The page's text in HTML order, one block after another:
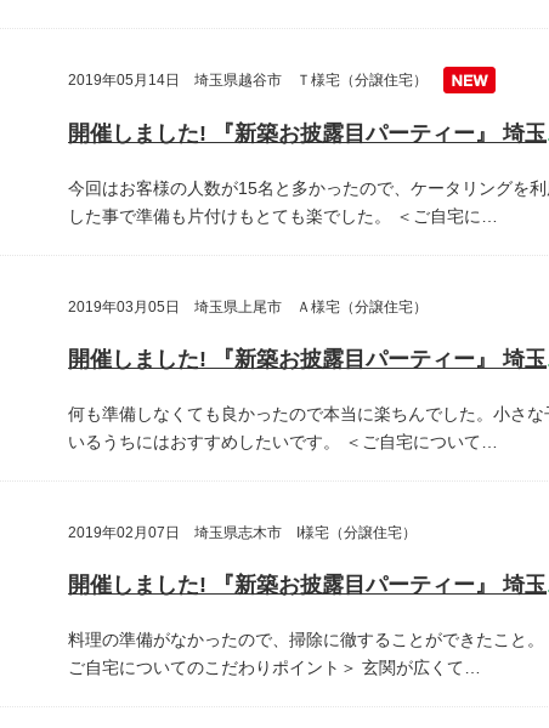
2019年05月14日 埼玉県越谷市 Ｔ様宅（分譲住宅）
開催
今回はお客様の人数が15名と多かったので、ケータリングを利
した事で準備も片付けもとても楽でした。
＜ご自宅に…
2019年03月05日 埼玉県上尾市 Ａ様宅（分譲住宅）
開催
何も準備しなくても良かったので本当に楽ちんでした。小さな
いるうちにはおすすめしたいです。
＜ご自宅について…
2019年02月07日 埼玉県志木市 I様宅（分譲住宅）
開催
料理の準備がなかったので、掃除に徹することができたこと。
ご自宅についてのこだわりポイント＞ 玄関が広くて…